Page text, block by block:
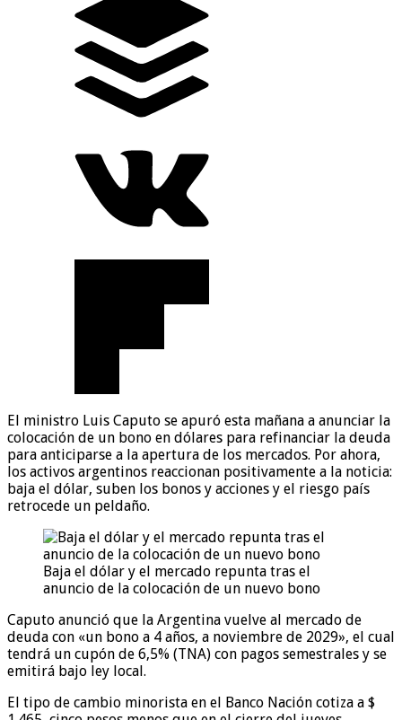
El ministro Luis Caputo se apuró esta mañana a anunciar la
colocación de un bono en dólares para refinanciar la deuda
para anticiparse a la apertura de los mercados. Por ahora,
los activos argentinos reaccionan positivamente a la noticia:
baja el dólar, suben los bonos y acciones y el riesgo país
retrocede un peldaño.
Baja el dólar y el mercado repunta tras el
anuncio de la colocación de un nuevo bono
Caputo anunció que la Argentina vuelve al mercado de
deuda con «un bono a 4 años, a noviembre de 2029», el cual
tendrá un cupón de 6,5% (TNA) con pagos semestrales y se
emitirá bajo ley local.
El tipo de cambio minorista en el Banco Nación cotiza a $